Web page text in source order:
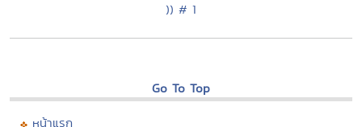
)) # 1
Go To Top
หน้าแรก